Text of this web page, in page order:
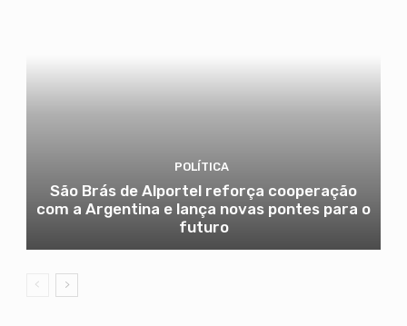
POLÍTICA
São Brás de Alportel reforça cooperação
com a Argentina e lança novas pontes para o
futuro